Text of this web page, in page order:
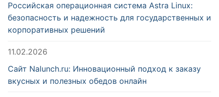
Российская операционная система Astra Linux:
безопасность и надежность для государственных и
корпоративных решений
11.02.2026
Сайт Nalunch.ru: Инновационный подход к заказу
вкусных и полезных обедов онлайн